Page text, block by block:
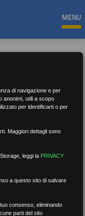
MENU
di navigazione e per
anonimi, utili a scopo
per identificarti o per
Maggiori dettagli sono
leggi la PRIVACY
a questo sito di salvare
consenso, eliminando
parti del sito